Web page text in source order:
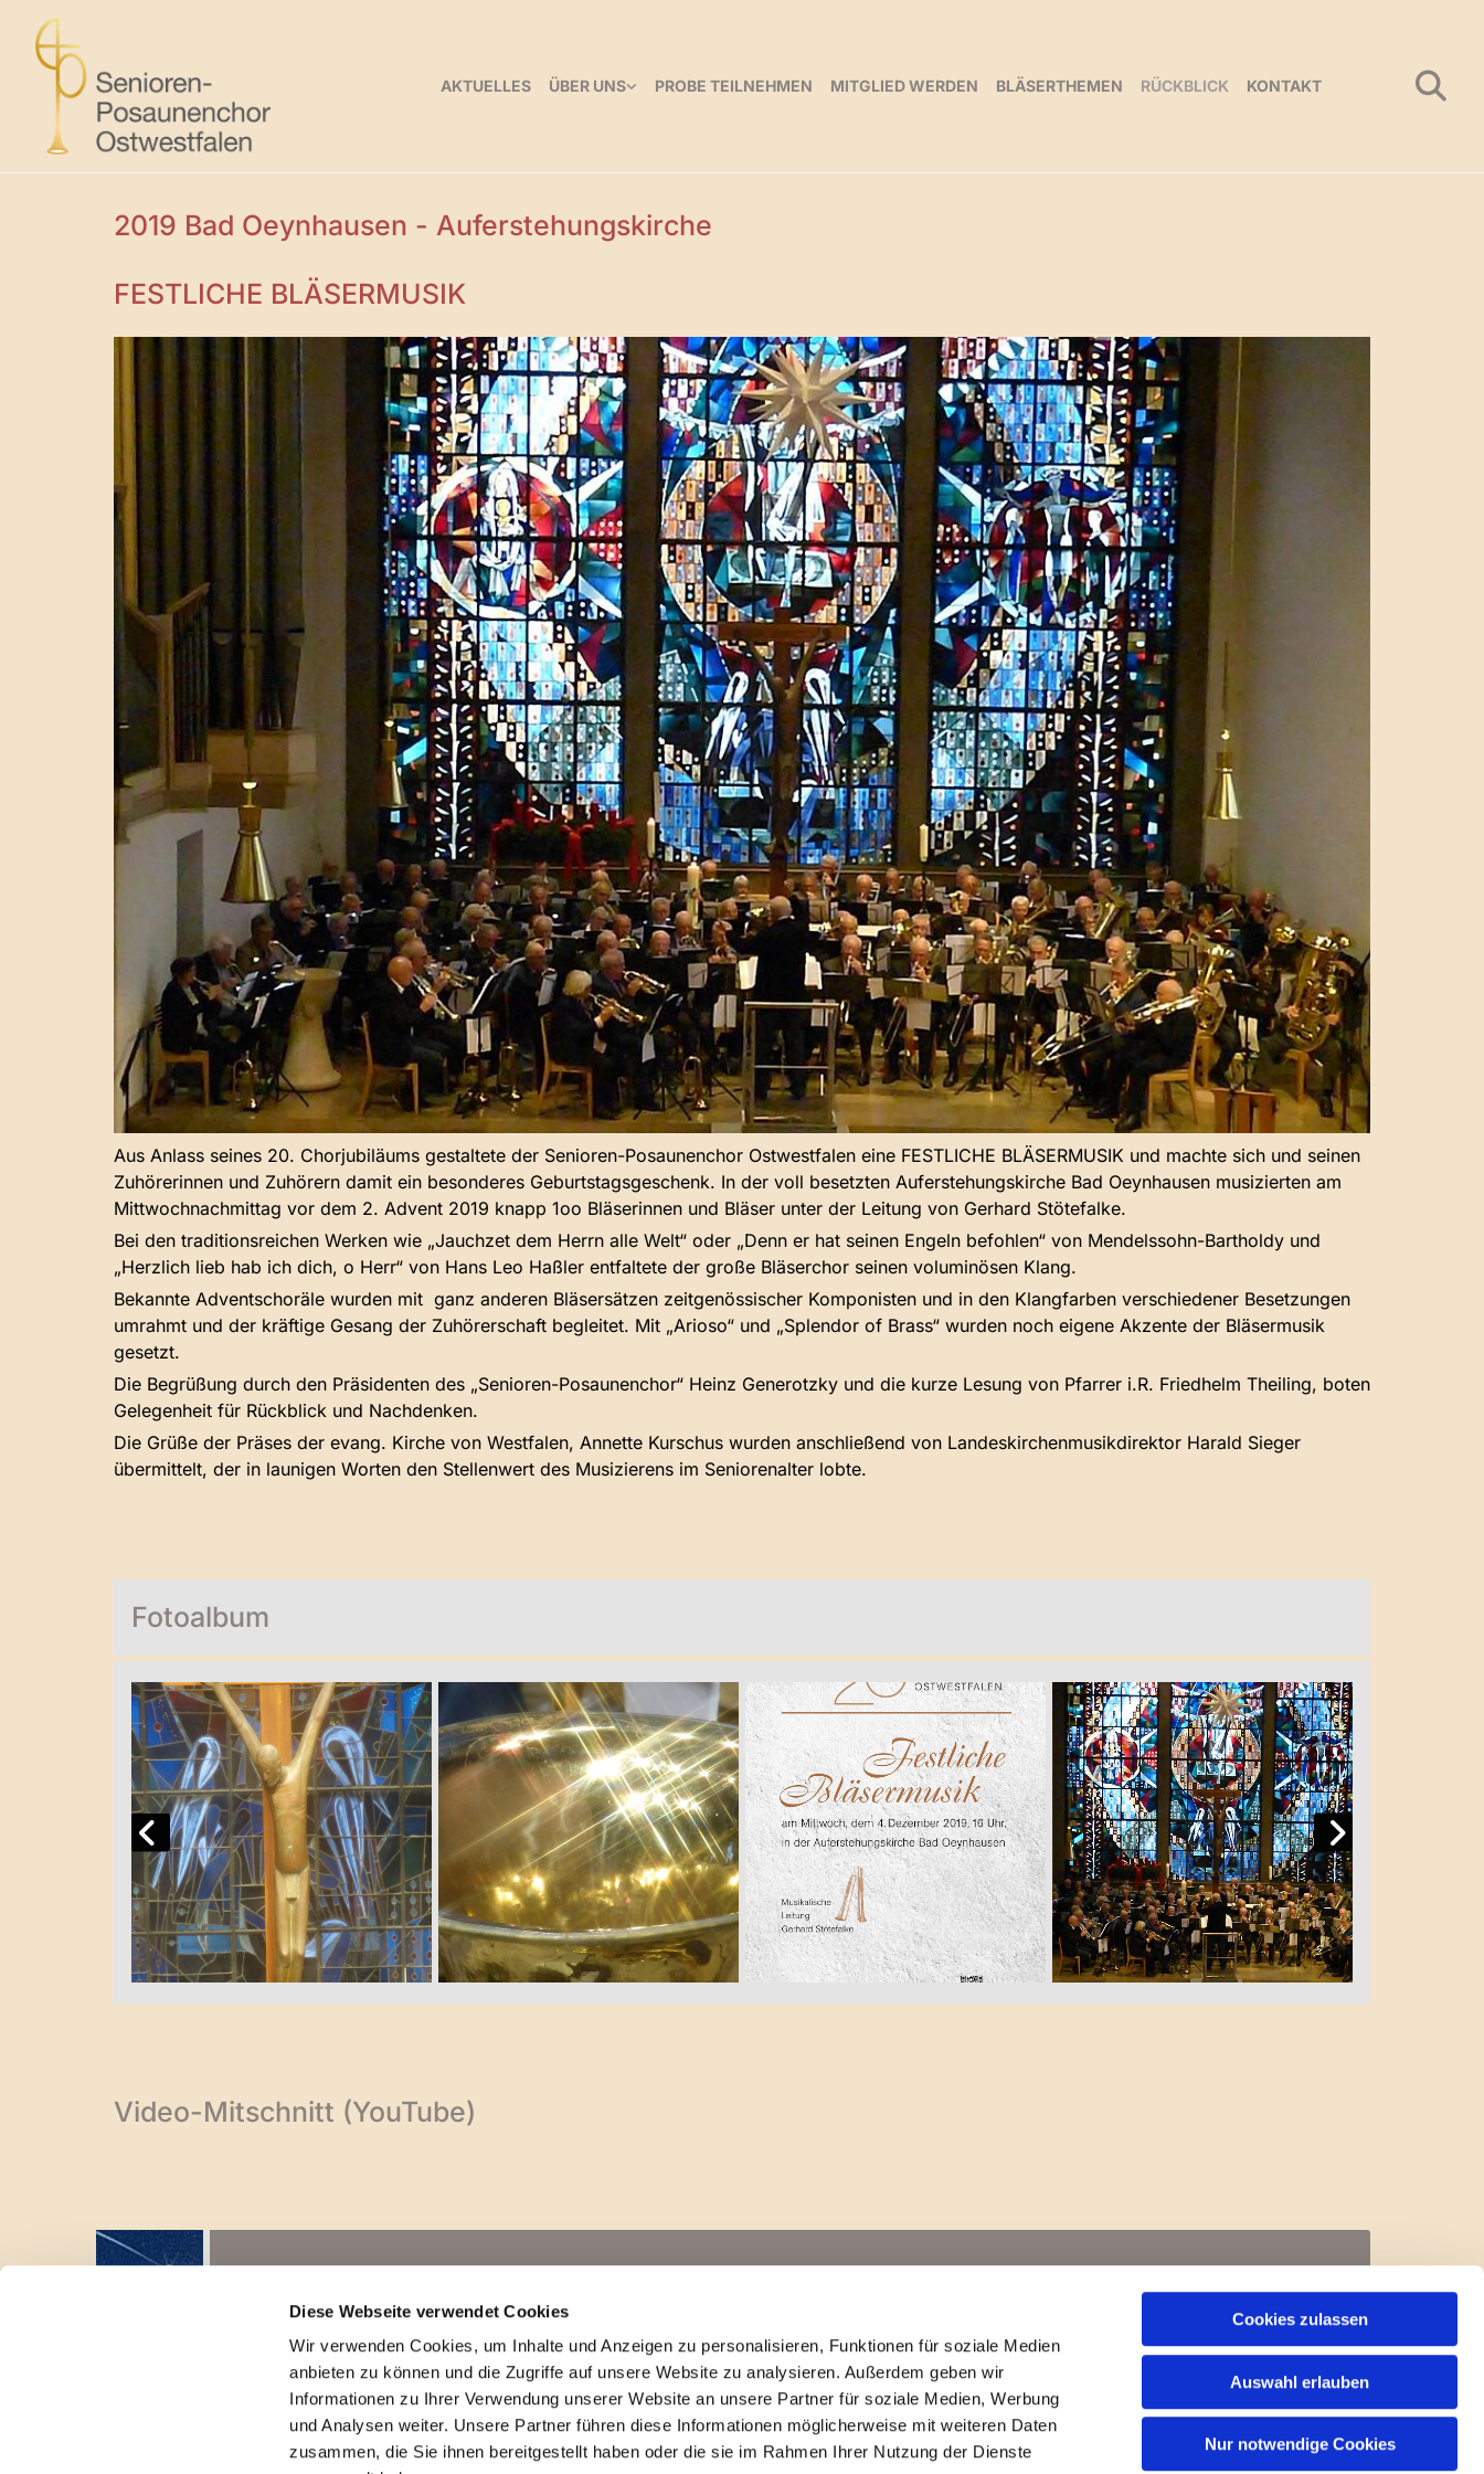
Diese Webseite verwendet Cookies
Wir verwenden Cookies, um Inhalte und Anzeigen zu personalisieren, Funktionen für soziale Medien
anbieten zu können und die Zugriffe auf unsere Website zu analysieren. Außerdem geben wir
Informationen zu Ihrer Verwendung unserer Website an unsere Partner für soziale Medien, Werbung
und Analysen weiter. Unsere Partner führen diese Informationen möglicherweise mit weiteren Daten
zusammen, die Sie ihnen bereitgestellt haben oder die sie im Rahmen Ihrer Nutzung der Dienste
Cookies zulassen
Auswahl erlauben
Nur notwendige Cookies
AKTUELLES ÜBER UNS PROBE TEILNEHMEN MITGLIED WERDEN BLÄSERTHEMEN RÜCKBLICK KONTAKT
2019 Bad Oeynhausen - Auferstehungskirche
FESTLICHE BLÄSERMUSIK
Aus Anlass seines 20. Chorjubiläums gestaltete der Senioren-Posaunenchor Ostwestfalen eine FESTLICHE BLÄSERMUSIK und machte sich und seinen
Zuhörerinnen und Zuhörern damit ein besonderes Geburtstagsgeschenk. In der voll besetzten Auferstehungskirche Bad Oeynhausen musizierten am
Mittwochnachmittag vor dem 2. Advent 2019 knapp 1oo Bläserinnen und Bläser unter der Leitung von Gerhard Stötefalke.
Bei den traditionsreichen Werken wie „Jauchzet dem Herrn alle Welt“ oder „Denn er hat seinen Engeln befohlen“ von Mendelssohn-Bartholdy und
„Herzlich lieb hab ich dich, o Herr“ von Hans Leo Haßler entfaltete der große Bläserchor seinen voluminösen Klang.
Bekannte Adventschoräle wurden mit ganz anderen Bläsersätzen zeitgenössischer Komponisten und in den Klangfarben verschiedener Besetzungen
umrahmt und der kräftige Gesang der Zuhörerschaft begleitet. Mit „Arioso“ und „Splendor of Brass“ wurden noch eigene Akzente der Bläsermusik
gesetzt.
Die Begrüßung durch den Präsidenten des „Senioren-Posaunenchor“ Heinz Generotzky und die kurze Lesung von Pfarrer i.R. Friedhelm Theiling, boten
Gelegenheit für Rückblick und Nachdenken.
Die Grüße der Präses der evang. Kirche von Westfalen, Annette Kurschus wurden anschließend von Landeskirchenmusikdirektor Harald Sieger
übermittelt, der in launigen Worten den Stellenwert des Musizierens im Seniorenalter lobte.
Fotoalbum
Video-Mitschnitt (YouTube)
Senioren-Posaunenchor Ostwestfalen